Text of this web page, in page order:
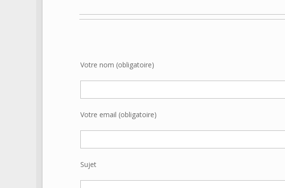
Votre nom (obligatoire)
Votre email (obligatoire)
Sujet